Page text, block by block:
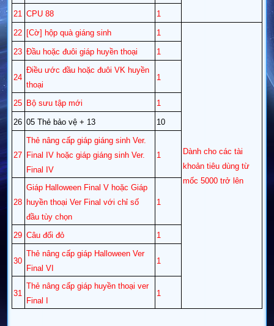
21 CPU 88 1
22 [Cờ] hộp quà giáng sinh 1
Dành cho các tài
khoản tiêu dùng từ
mốc 5000 trở lên
23 Đầu hoặc đuôi giáp huyền thoại 1
24
Điều ước đầu hoặc đuôi VK huyền
thoại
1
25 Bộ sưu tập mới 1
26 05 Thẻ bảo vệ + 13 10
27
Thẻ nâng cấp giáp giáng sinh Ver.
Final IV hoặc giáp giáng sinh Ver.
Final IV
1
28
Giáp Halloween Final V hoặc Giáp
huyền thoại Ver Final với chỉ số
đầu tùy chọn
1
29 Câu đối đỏ 1
30
Thẻ nâng cấp giáp Halloween Ver
Final VI
1
31
Thẻ nâng cấp giáp huyền thoại ver
Final I
1